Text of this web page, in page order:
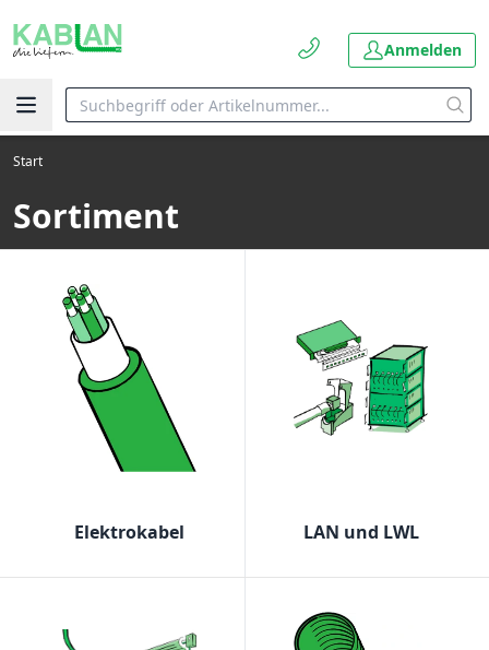
Anmelden
Start
Sortiment
Elektrokabel LAN und LWL